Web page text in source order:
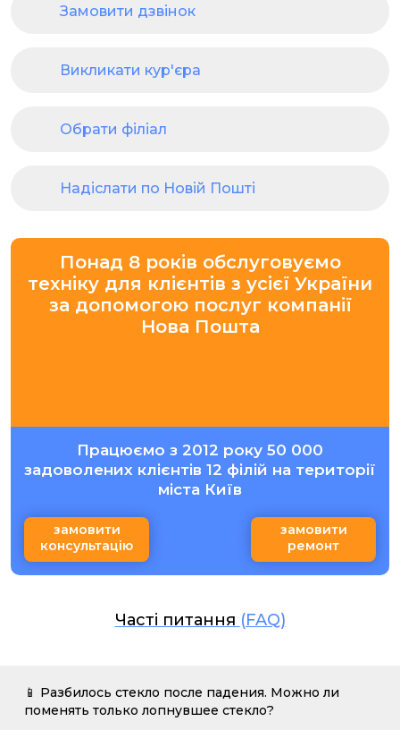
Замовити дзвінок
Викликати кур'єра
Обрати філіал
Надіслати по Новій Пошті
Понад 8 років обслуговуємо
техніку для клієнтів з усієї України
за допомогою послуг компанії
Нова Пошта
Працюємо з 2012 року 50 000
задоволених клієнтів 12 філій на території
міста Київ
замовити
консультацію
замовити
ремонт
Часті питання (FAQ)
📱 Разбилось стекло после падения. Можно ли
поменять только лопнувшее стекло?